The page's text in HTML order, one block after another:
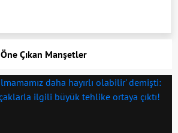
Öne Çıkan Manşetler